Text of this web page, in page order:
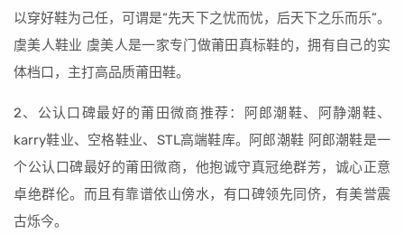
以穿好鞋为己任，可谓是“先天下之忧而忧，后天下之乐而乐”。
虞美人鞋业 虞美人是一家专门做莆田真标鞋的，拥有自己的实
体档口，主打高品质莆田鞋。
2、公认口碑最好的莆田微商推荐：阿郎潮鞋、阿静潮鞋、
karry鞋业、空格鞋业、STL高端鞋库。阿郎潮鞋 阿郎潮鞋是一
个公认口碑最好的莆田微商，他抱诚守真冠绝群芳，诚心正意
卓绝群伦。而且有靠谱依山傍水，有口碑领先同侪，有美誉震
古烁今。